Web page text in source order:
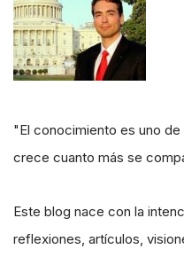
"El conocimiento es uno
crece cuanto más se
Este blog nace con la
reflexiones, artículos,